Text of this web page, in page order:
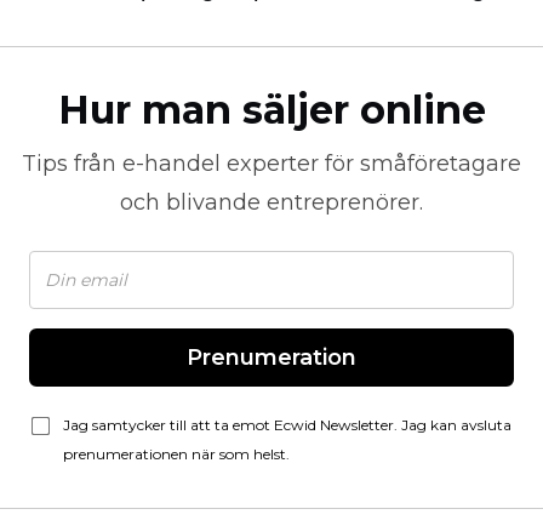
Hur man säljer online
Tips från e-handel experter för småföretagare
och blivande entreprenörer.
Prenumeration
Jag samtycker till att ta emot Ecwid Newsletter. Jag kan avsluta
prenumerationen när som helst.